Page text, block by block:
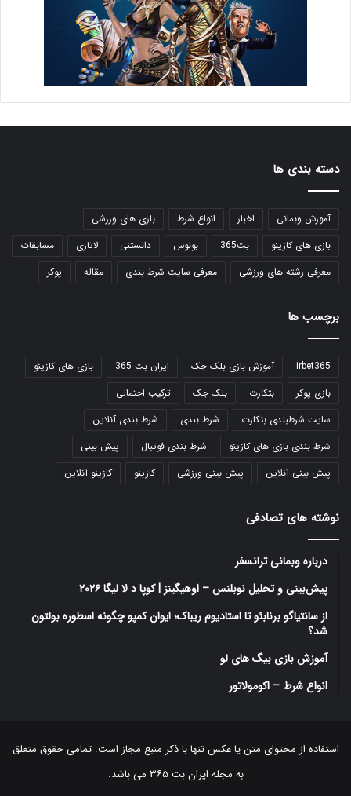
دسته بندی ها
آموزش وبمانی اخبار انواع شرط
بازی های ورزشی
بازی های کازینو
بت365 بونوس دانستنی لاتاری
مسابقات
معرفی رشته های ورزشی
معرفی سایت شرط بندی مقاله پوکر
برچسب ها
irbet365 آموزش بازی بلک جک ایران بت 365
بازی های کازینو
بازی پوکر
بتکارت بلک جک
ترکیب احتمالی
سایت شرطبندی بتکارت
شرط بندی
شرط بندی آنلاین
شرط بندی بازی های کازینو
شرط بندی فوتبال
پیش بینی
پیش بینی آنلاین
پیش بینی ورزشی کازینو کازینو آنلاین
نوشته های تصادفی
درباره وبمانی ترانسفر
پیش‌بینی و تحلیل نوبلنس – اوهیگینز | کوپا د لا لیگا ۲۰۲۶
از سانتیاگو برنابئو تا استادیوم ریباک؛ ایوان کمپو چگونه اسطوره بولتون
شد؟
آموزش بازی بیگ های لو
انواع شرط – اکومولاتور
استفاده از محتوای متن یا عکس تنها با ذکر منبع مجاز است. تمامی حقوق متعلق
به مجله ایران بت ۳۶۵ می باشد.